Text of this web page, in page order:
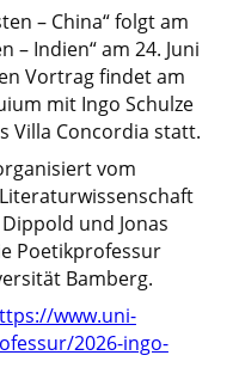
– China“ folgt am
– Indien“ am 24. Juni
Vortrag findet am
mit Ingo Schulze
Villa Concordia statt.
vom
und Jonas
Poetikprofessur
Bamberg.
www.uni-
2026-ingo-